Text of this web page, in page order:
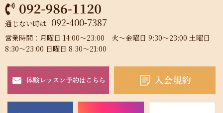
通じない時は 092-400-7387
営業時間：月曜日 14:00～23:00 火～金曜日 9:30～23:00 土曜日
8:30～23:00 日曜日 8:30～21:00